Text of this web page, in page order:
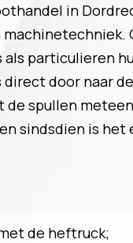
in
particulieren
door naar
de spullen
sindsdien is het
de heftruck;